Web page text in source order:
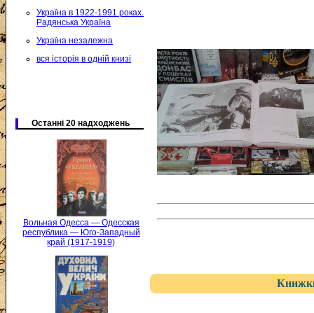
Україна в 1922-1991 роках.
Радянська Україна
Україна незалежна
вся історія в одній книзі
Останні 20 надходжень
Вольная Одесса — Одесская
республика — Юго-Западный
край (1917-1919)